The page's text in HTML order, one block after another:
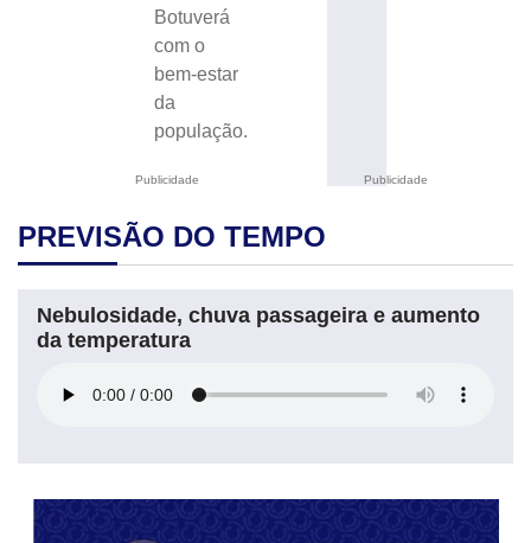
Publicidade
Botuverá
com o
bem-estar
da
população.
Publicidade
PREVISÃO DO TEMPO
Nebulosidade, chuva passageira e aumento
da temperatura